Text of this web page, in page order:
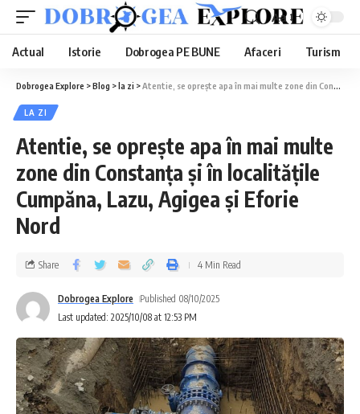
Aa
Actual Istorie Dobrogea PE BUNE Afaceri Turism
Dobrogea Explore >Blog >la zi >Atentie, se oprește apa în mai multe zone din Constanța și în localitățile Cumpăna, Lazu, Agigea și Eforie Nord
LA ZI
Atentie, se oprește apa în mai multe
zone din Constanța și în localitățile
Cumpăna, Lazu, Agigea și Eforie
Nord
Last updated: 2025/10/08 at 12:53 PM
Dobrogea Explore Published 08/10/2025
Share 4 Min Read